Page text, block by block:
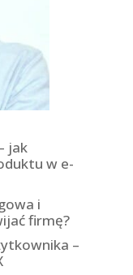
jak
w e-
i
firmę?
–